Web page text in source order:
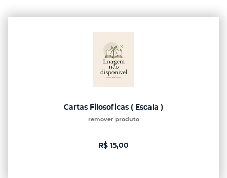
Cartas Filosoficas ( Escala )
remover produto
R$ 15,00